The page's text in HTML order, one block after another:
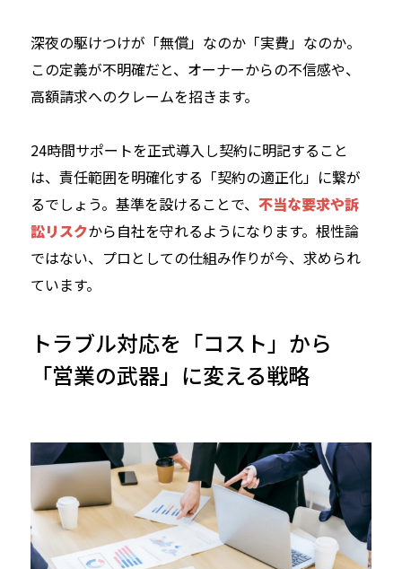
深夜の駆けつけが「無償」なのか「実費」なのか。
この定義が不明確だと、オーナーからの不信感や、
高額請求へのクレームを招きます。
24時間サポートを正式導入し契約に明記すること
は、責任範囲を明確化する「契約の適正化」に繋が
るでしょう。基準を設けることで、 不当な要求や訴
訟リスクから自社を守れるようになります。根性論
ではない、プロとしての仕組み作りが今、求められ
ています。
トラブル対応を「コスト」から
「営業の武器」に変える戦略